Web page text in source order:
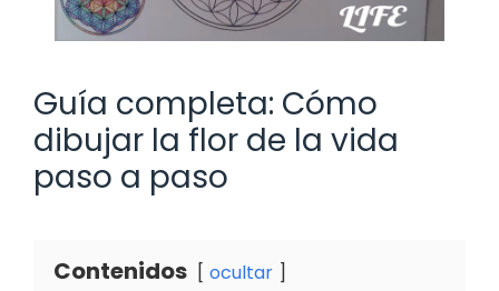
Guía completa: Cómo
dibujar la flor de la vida
paso a paso
Contenidos ocultar